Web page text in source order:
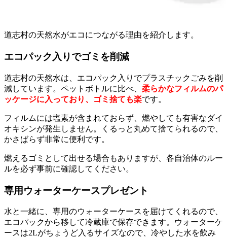
道志村の天然水がエコにつながる理由を紹介します。
エコパック入りでゴミを削減
道志村の天然水は、エコパック入りでプラスチックごみを削
減しています。ペットボトルに比べ、 柔らかなフィルムのパ
ッケージに入っており、ゴミ捨ても楽です。
フィルムには塩素が含まれておらず、燃やしても有害なダイ
オキシンが発生しません。くるっと丸めて捨てられるので、
かさばらず非常に便利です。
燃えるゴミとして出せる場合もありますが、各自治体のルー
ルを必ず事前に確認してください。
専用ウォーターケースプレゼント
水と一緒に、専用のウォーターケースを届けてくれるので、
エコパックから移して冷蔵庫で保存できます。ウォーターケ
ースは2Lがちょうど入るサイズなので、冷やした水を飲み